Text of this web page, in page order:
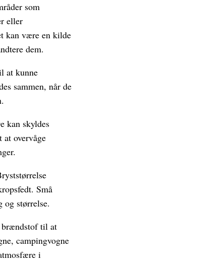
som
eller
kan være en kilde
dem.
at kunne
sammen, når de
kan skyldes
overvåge
Små
og størrelse.
brændstof til at
campingvogne
i